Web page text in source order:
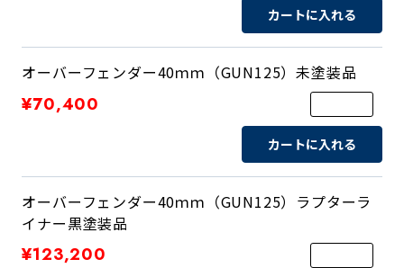
カートに入れる
オーバーフェンダー40ｍｍ（GUN125）未塗装品
¥70,400
カートに入れる
オーバーフェンダー40ｍｍ（GUN125）ラプターラ
イナー黒塗装品
¥123,200